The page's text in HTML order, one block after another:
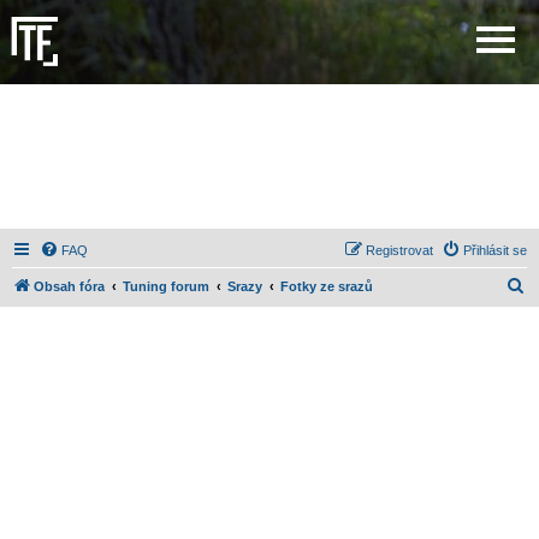
FAQ Přihlásit se
Registrovat
Obsah fóra Tuning forum Srazy Fotky ze srazů